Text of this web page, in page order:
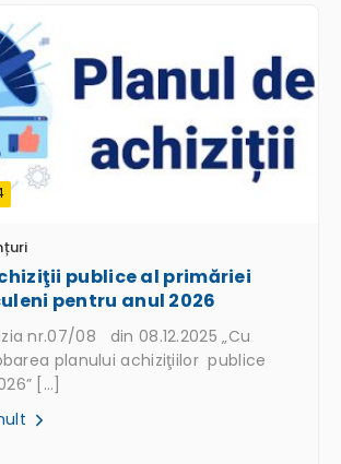
publice al primăriei
pentru anul 2026
nr.07/08 din 08.12.2025 „Cu
planului achiziţiilor publice
[…]